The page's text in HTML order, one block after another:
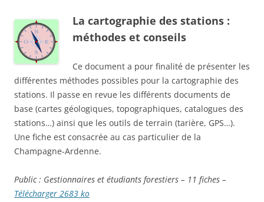
La cartographie des stations :
méthodes et conseils
Ce document a pour finalité de présenter les
différentes méthodes possibles pour la cartographie des
stations. Il passe en revue les différents documents de
base (cartes géologiques, topographiques, catalogues des
stations…) ainsi que les outils de terrain (tarière, GPS…).
Une fiche est consacrée au cas particulier de la
Champagne-Ardenne.
Public : Gestionnaires et étudiants forestiers – 11 fiches –
Télécharger 2683 ko